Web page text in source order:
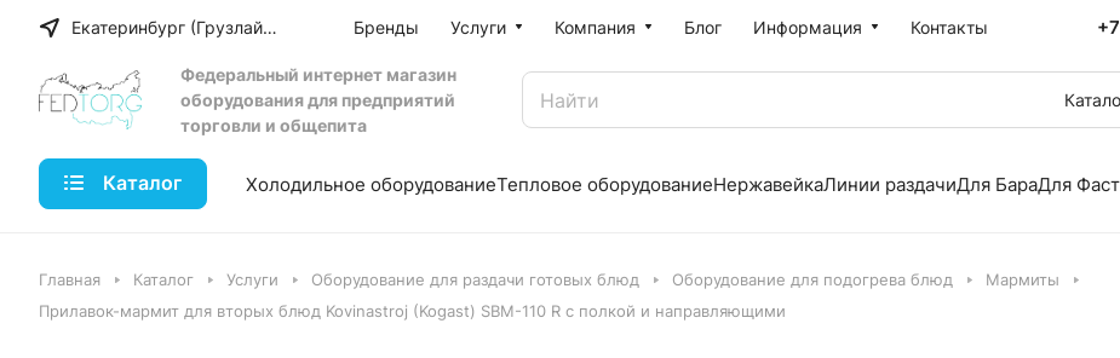
Екатеринбург (Грузлайн) Бренды Услуги Компания Блог Информация Контакты
Федеральный интернет магазин
оборудования для предприятий
торговли и общепита
Каталог Холодильное оборудованиеТепловое оборудованиеНержавейкаЛинии раздачиДля БараДля
Главная Каталог Услуги Оборудование для раздачи готовых блюд Оборудование для подогрева блюд
Мармиты
Прилавок-мармит для вторых блюд Kovinastroj (Kogast) SBM-110 R с полкой и направляющими